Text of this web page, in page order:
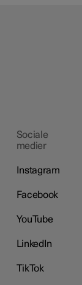
Sociale
medier
Instagram
Facebook
YouTube
LinkedIn
TikTok